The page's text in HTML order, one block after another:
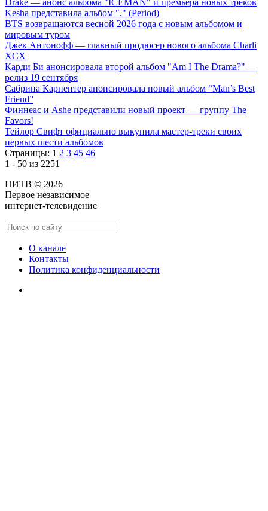
Drake — анонс альбома "ICEMAN" и премьера новых треков
Kesha представила альбом "." (Period)
BTS возвращаются весной 2026 года с новым альбомом и
мировым туром
Джек Антонофф — главный продюсер нового альбома Charli
XCX
Карди Би анонсировала второй альбом "Am I The Drama?" —
релиз 19 сентября
Сабрина Карпентер анонсировала новый альбом “Man’s Best
Friend”
Финнеас и Ashe представили новый проект — группу The
Favors!
Тейлор Свифт официально выкупила мастер-треки своих
первых шести альбомов
Страницы: 1 2 3 45 46
1 - 50 из 2251
НИТВ © 2026
Первое независимое
интернет-телевидение
О канале
Контакты
Политика конфиденциальности